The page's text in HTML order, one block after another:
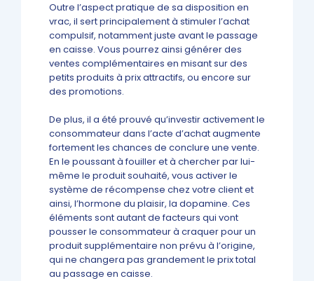
Outre l’aspect pratique de sa disposition en
vrac, il sert principalement à stimuler l’achat
compulsif, notamment juste avant le passage
en caisse. Vous pourrez ainsi générer des
ventes complémentaires en misant sur des
petits produits à prix attractifs, ou encore sur
des promotions.
De plus, il a été prouvé qu’investir activement le
consommateur dans l’acte d’achat augmente
fortement les chances de conclure une vente.
En le poussant à fouiller et à chercher par lui-
même le produit souhaité, vous activer le
système de récompense chez votre client et
ainsi, l’hormone du plaisir, la dopamine. Ces
éléments sont autant de facteurs qui vont
pousser le consommateur à craquer pour un
produit supplémentaire non prévu à l’origine,
qui ne changera pas grandement le prix total
au passage en caisse.